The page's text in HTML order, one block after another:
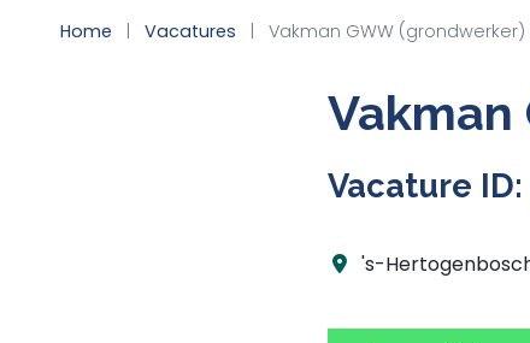
Home Vacatures Vakman GWW (grondwerker)
Vakman
Vacature ID:
's-